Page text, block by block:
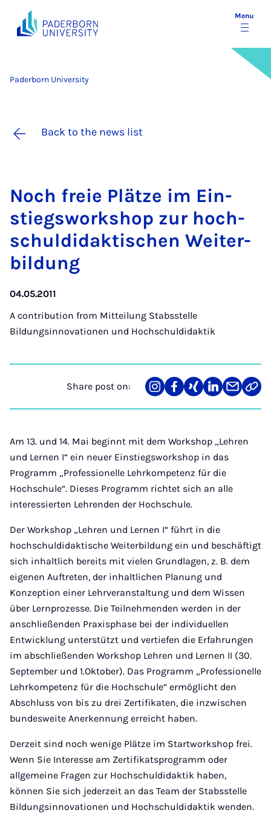
Menu
Paderborn University
Back to the news list
Noch freie Plätze im Ein­
stiegs­work­shop zur hoch­
schul­didakt­ischen Wei­t­er­
bildung
04.05.2011
A contribution from Mitteilung Stabsstelle
Bildungsinnovationen und Hochschuldidaktik
Share post on:
Share
on
Teilen
auf
Teilen
auf
Teilen
auf
Teilen
über
Link
Am 13. und 14. Mai beginnt mit dem Workshop „Lehren
und Lernen I“ ein neuer Einstiegsworkshop in das
Programm „Professionelle Lehrkompetenz für die
Hochschule“. Dieses Programm richtet sich an alle
interessierten Lehrenden der Hochschule.
Der Workshop „Lehren und Lernen I“ führt in die
hochschuldidaktische Weiterbildung ein und beschäftigt
sich inhaltlich bereits mit vielen Grundlagen, z. B. dem
eigenen Auftreten, der inhaltlichen Planung und
Konzeption einer Lehrveranstaltung und dem Wissen
über Lernprozesse. Die Teilnehmenden werden in der
anschließenden Praxisphase bei der individuellen
Entwicklung unterstützt und vertiefen die Erfahrungen
im abschließenden Workshop Lehren und Lernen II (30.
September und 1.Oktober). Das Programm „Professionelle
Lehrkompetenz für die Hochschule“ ermöglicht den
Abschluss von bis zu drei Zertifikaten, die inzwischen
bundesweite Anerkennung erreicht haben.
Derzeit sind noch wenige Plätze im Startworkshop frei.
Wenn Sie Interesse am Zertifikatsprogramm oder
allgemeine Fragen zur Hochschuldidaktik haben,
können Sie sich jederzeit an das Team der Stabsstelle
Bildungsinnovationen und Hochschuldidaktik wenden.